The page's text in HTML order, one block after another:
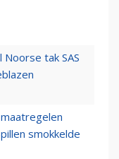
tak SAS
smokkelde